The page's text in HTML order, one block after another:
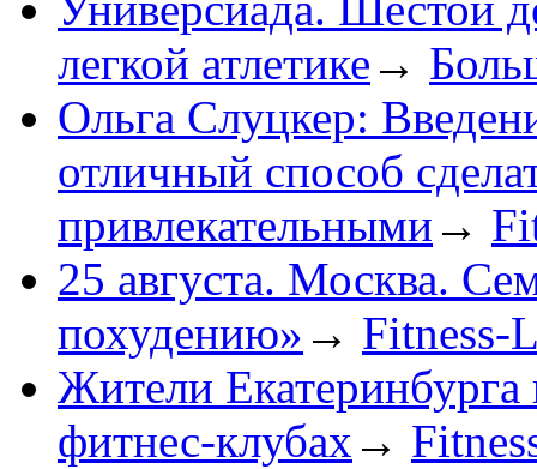
легкой атлетике →
Ольга Слуцкер:
отличный способ
привлекательными →
25 августа. Москва.
похудению» → Fitness-
Жители Екатеринбурга
фитнес-клубах →